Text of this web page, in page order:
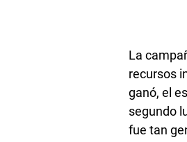
La
recursos
ganó, el
segundo
fue tan